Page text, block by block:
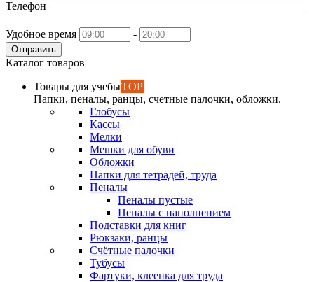
Телефон
Удобное время -
Отправить
Каталог товаров
Товары для учебыTOP
Папки, пеналы, ранцы, счетные палочки, обложки.
Глобусы
Кассы
Мелки
Мешки для обуви
Обложки
Папки для тетрадей, труда
Пеналы
Пеналы пустые
Пеналы с наполнением
Подставки для книг
Рюкзаки, ранцы
Счётные палочки
Тубусы
Фартуки, клеенка для труда